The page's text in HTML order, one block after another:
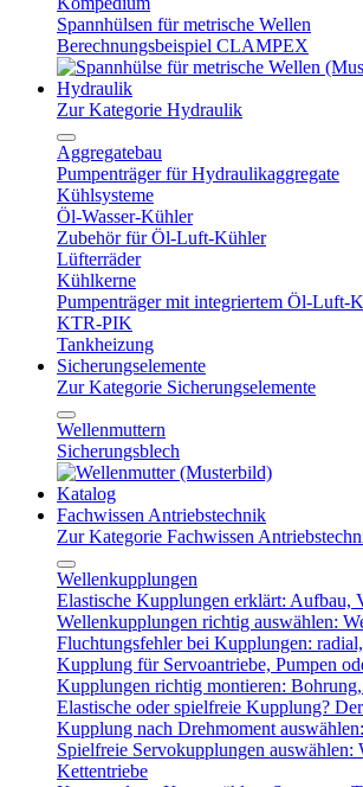
Spannhülsen für metrische Wellen
Berechnungsbeispiel CLAMPEX
Hydraulik
Zur Kategorie Hydraulik
Aggregatebau
Pumpenträger für Hydraulikaggregate
Kühlsysteme
Öl-Wasser-Kühler
Zubehör für Öl-Luft-Kühler
Lüfterräder
Kühlkerne
Pumpenträger mit integriertem Öl-Luft-
KTR-PIK
Tankheizung
Sicherungselemente
Zur Kategorie Sicherungselemente
Wellenmuttern
Sicherungsblech
Katalog
Fachwissen Antriebstechnik
Zur Kategorie Fachwissen
Wellenkupplungen
Elastische Kupplungen erklärt: Aufbau,
Wellenkupplungen richtig auswählen:
Fluchtungsfehler bei Kupplungen:
Kupplung für Servoantriebe, Pumpen
Kupplungen richtig montieren:
Elastische oder spielfreie Kupplung?
Kupplung nach Drehmoment
Spielfreie Servokupplungen auswählen:
Kettentriebe